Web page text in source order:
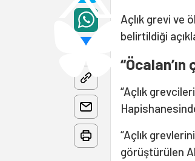
Açlık grevi ve
belirtildiği
“Açlık
“Açlık
görüştürülen